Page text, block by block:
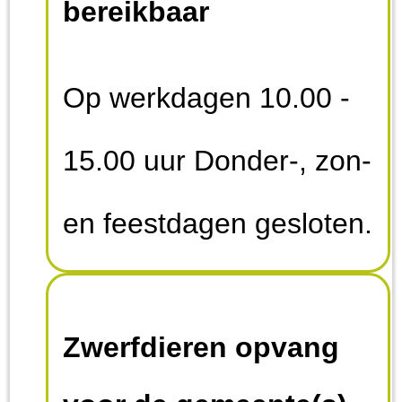
bereikbaar
Op werkdagen 10.00 -
15.00 uur Donder-, zon-
en feestdagen gesloten.
Zwerfdieren opvang